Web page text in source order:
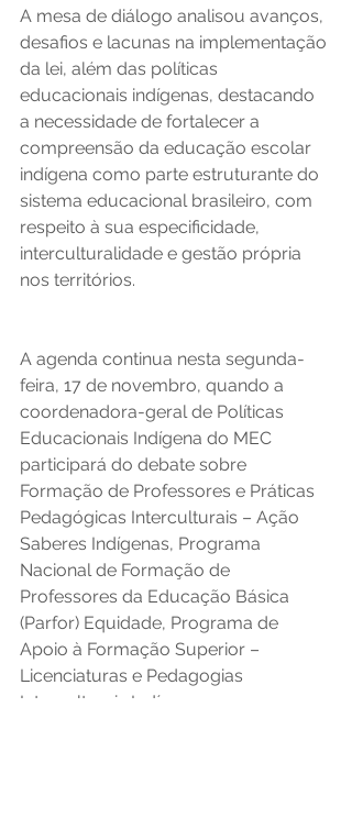
A mesa de diálogo analisou avanços,
desafios e lacunas na implementação
da lei, além das políticas
educacionais indígenas, destacando
a necessidade de fortalecer a
compreensão da educação escolar
indígena como parte estruturante do
sistema educacional brasileiro, com
respeito à sua especificidade,
interculturalidade e gestão própria
nos territórios.
A agenda continua nesta segunda-
feira, 17 de novembro, quando a
coordenadora-geral de Políticas
Educacionais Indígena do MEC
participará do debate sobre
Formação de Professores e Práticas
Pedagógicas Interculturais – Ação
Saberes Indígenas, Programa
Nacional de Formação de
Professores da Educação Básica
(Parfor) Equidade, Programa de
Apoio à Formação Superior –
Licenciaturas e Pedagogias
Interculturais Indígenas